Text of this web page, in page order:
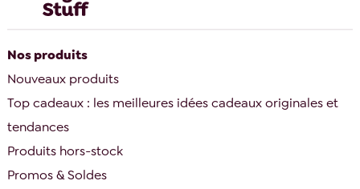
Nos produits
Nouveaux produits
Top cadeaux : les meilleures idées cadeaux originales et
tendances
Produits hors-stock
Promos & Soldes